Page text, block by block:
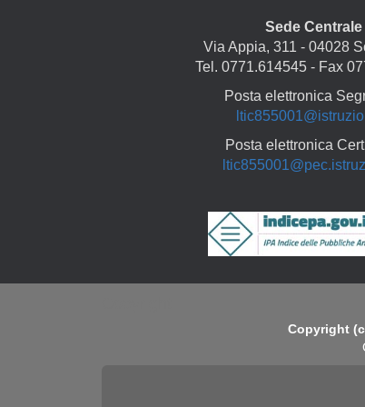
Sede Centrale
Via Appia, 311 - 04028
Tel. 0771.614545 - Fax
Posta elettronica
Posta elettronica
Copyright